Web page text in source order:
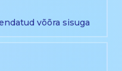
võõra sisuga